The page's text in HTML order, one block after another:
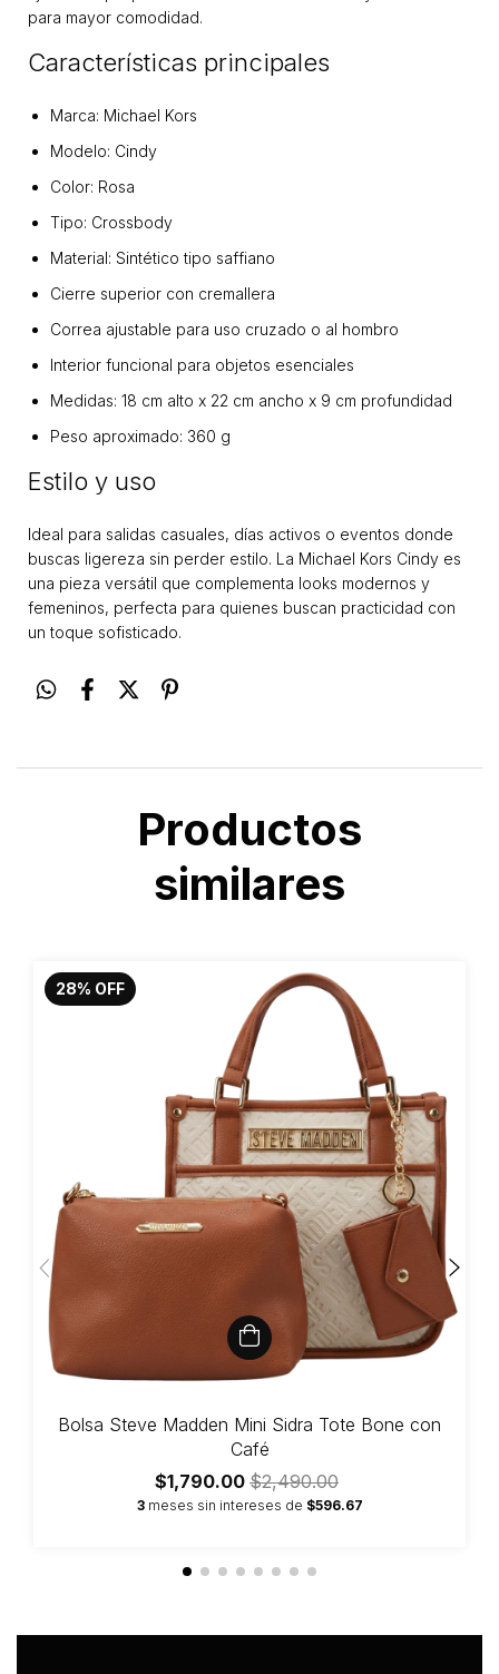
para mayor comodidad.
Características principales
Marca: Michael Kors
Modelo: Cindy
Color: Rosa
Tipo: Crossbody
Material: Sintético tipo saffiano
Cierre superior con cremallera
Correa ajustable para uso cruzado o al hombro
Interior funcional para objetos esenciales
Medidas: 18 cm alto x 22 cm ancho x 9 cm profundidad
Peso aproximado: 360 g
Estilo y uso
Ideal para salidas casuales, días activos o eventos donde
buscas ligereza sin perder estilo. La Michael Kors Cindy es
una pieza versátil que complementa looks modernos y
femeninos, perfecta para quienes buscan practicidad con
un toque sofisticado.
Productos
similares
28% OFF
Bolsa Steve Madden Mini Sidra Tote Bone con
Café
$1,790.00 $2,490.00
3 meses sin intereses de $596.67